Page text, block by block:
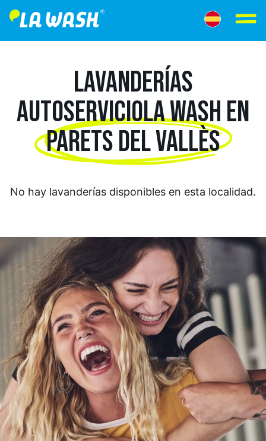
LAVANDERÍAS
AUTOSERVICIOLA WASH EN
PARETS DEL VALLÈS
No hay lavanderías disponibles en esta localidad.